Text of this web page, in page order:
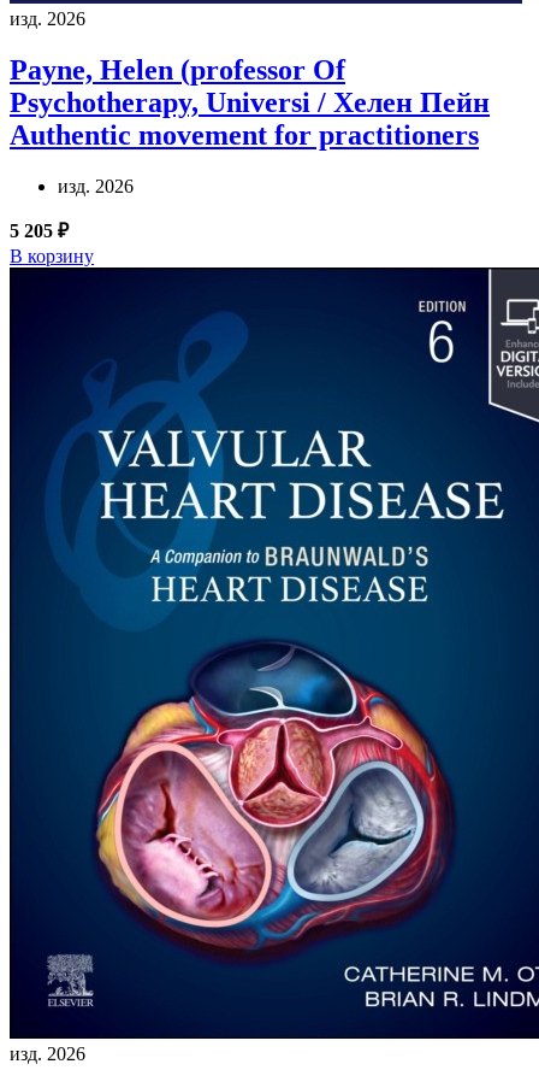
изд. 2026
Payne, Helen (professor Of
Psychotherapy, Universi / Хелен Пейн
Authentic movement for practitioners
изд. 2026
5 205 ₽
В корзину
изд. 2026